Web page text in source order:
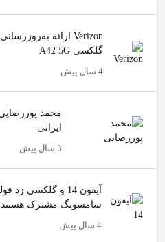
گلکسی A42 5G
4 سال پیش
محمد
ایرانی
3 سال پیش
سامسونگ مشترک هستند
4 سال پیش